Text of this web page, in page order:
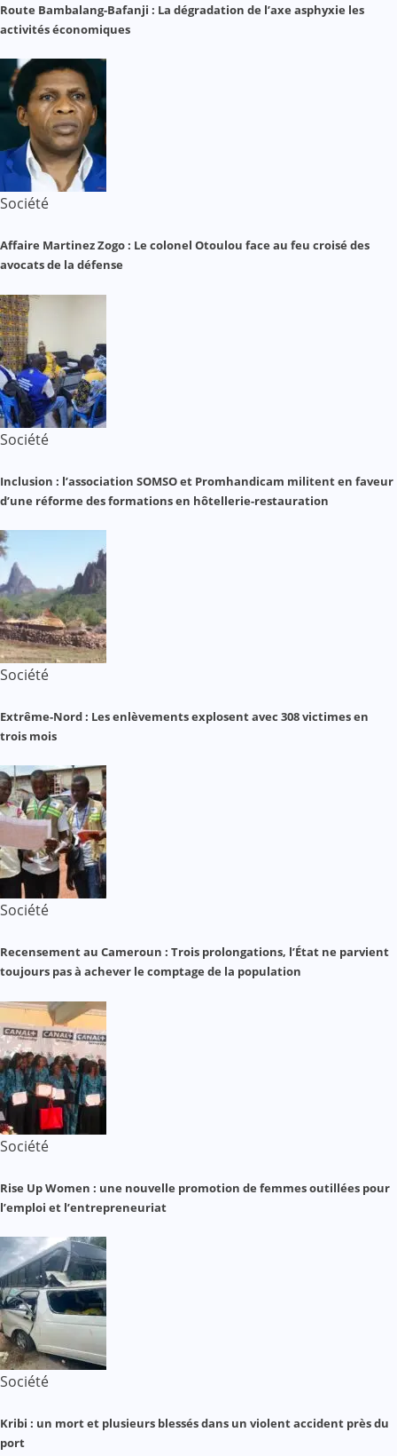
Route Bambalang-Bafanji : La dégradation de l’axe asphyxie les
activités économiques
Société
Affaire Martinez Zogo : Le colonel Otoulou face au feu croisé des
avocats de la défense
Société
Inclusion : l’association SOMSO et Promhandicam militent en faveur
d’une réforme des formations en hôtellerie-restauration
Société
Extrême-Nord : Les enlèvements explosent avec 308 victimes en
trois mois
Société
Recensement au Cameroun : Trois prolongations, l’État ne parvient
toujours pas à achever le comptage de la population
Société
Rise Up Women : une nouvelle promotion de femmes outillées pour
l’emploi et l’entrepreneuriat
Société
Kribi : un mort et plusieurs blessés dans un violent accident près du
port